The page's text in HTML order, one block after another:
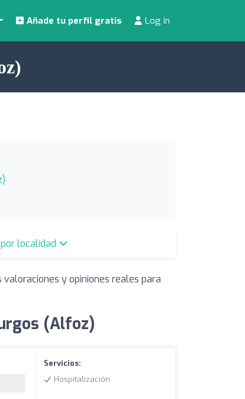
Añade tu perfil gratis Log in
localidad
valoraciones y opiniones reales para
(Alfoz)
Servicios:
Hospitalización